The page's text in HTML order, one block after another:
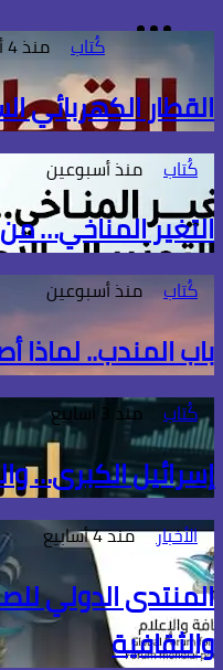
فيسبوك
انستقرام
TikTok
كُتاب منذ 4 أيام
القطار الكهربائي
كُتاب منذ أسبوعين
التغير المناخي…
كُتاب منذ أسبوعين
باب المندب.. لماذا
كُتاب منذ 3 أسابيع
إسرائيل الكبرى…
الأخبار منذ 4 أسابيع
المنتدى الدولي
والثقافية